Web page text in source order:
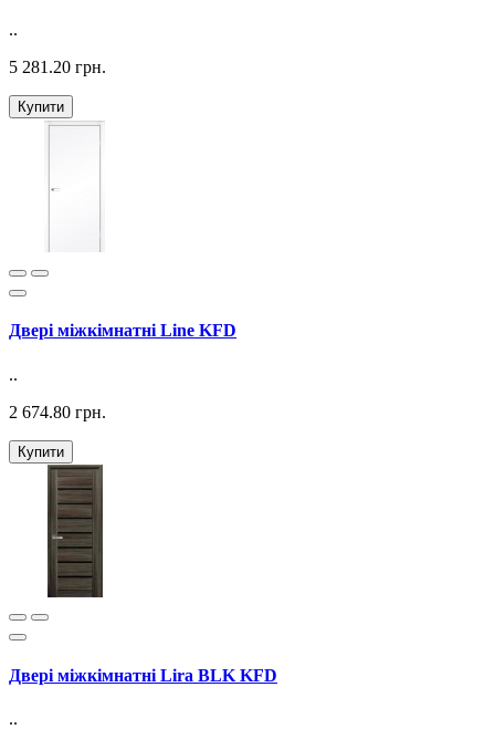
..
5 281.20 грн.
Купити
Двері міжкімнатні Line KFD
..
2 674.80 грн.
Купити
Двері міжкімнатні Lira BLK KFD
..